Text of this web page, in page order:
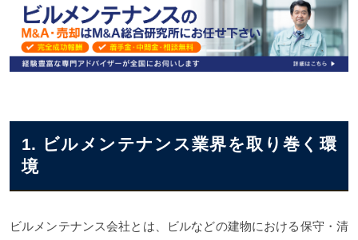
ビルメンテナンス会社のM&A・事業承継の動向
ビルメンテナンス会社のM&A・事業承継における売却側
のメリット・デメリット
ビルメンテナンス会社のM&A・事業承継における買収側
ビルメンテナンス会社のM&A・事業承継を行う流れ
ビルメンテナンス会社のM&A・事業承継動向まとめ
1. ビルメンテナンス業界を取り巻く環
境
ビルメンテナンス会社とは、ビルなどの建物における保守・清